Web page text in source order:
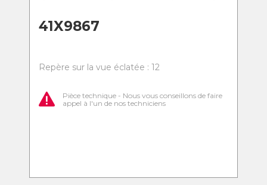
41X9867
Repère sur la vue éclatée : 12
Pièce technique - Nous vous conseillons de faire
appel à l'un de nos techniciens